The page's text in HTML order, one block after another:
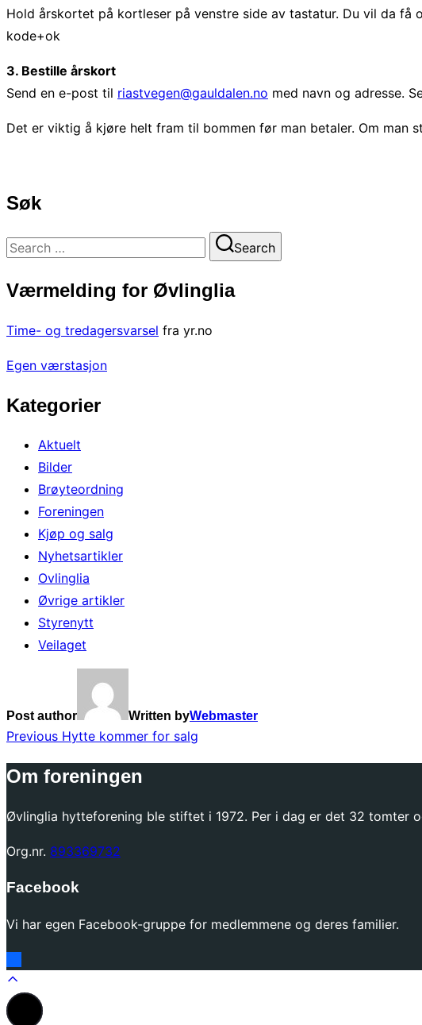
Hold årskortet på kortleser på venstre side av tastatur. Du vil da
kode+ok
3. Bestille årskort
Send en e-post til riastvegen@gauldalen.no med navn og adresse.
Det er viktig å kjøre helt fram til bommen før man betaler. Om
Søk
Search
Search
Værmelding for Øvlinglia
Time- og tredagersvarsel fra yr.no
Egen værstasjon
Kategorier
Aktuelt
Bilder
Brøyteordning
Foreningen
Kjøp og salg
Nyhetsartikler
Ovlinglia
Øvrige artikler
Styrenytt
Veilaget
Post author Written byWebmaster
Innleggsnavigasjon
Previous
Previous Hytte kommer for salg
Om foreningen
Øvlinglia hytteforening ble stiftet i 1972. Per i dag er det 32 tomter
Org.nr. 893369732
Facebook
Vi har egen Facebook-gruppe for medlemmene og deres familier.